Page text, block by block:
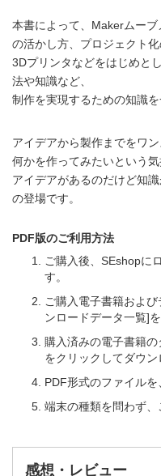
本書によって、Makerムー
の活かし方、プロジェクト化
3Dプリンタなどをはじめと
法や知識など、
制作を実現するための知識
アイデアから製作までをワ
何かを作ってみたいという気
アイデアがあるのだけど知
の登場です。
PDF版のご利用方法
ご購入後、SEshopに
す。
ご購入電子書籍およ
ンロードデータ一覧]
購入済みの電子書籍
をクリックしてダウン
PDF形式のファイルを
端末の種類を問わず、
感想・レビュー